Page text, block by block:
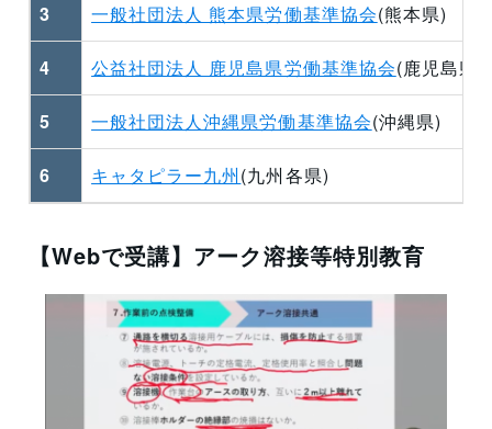
3 一般社団法人 熊本県労働基準協会(熊本県)
4 公益社団法人 鹿児島県労働基準協会(鹿児島県)
5 一般社団法人沖縄県労働基準協会(沖縄県)
6 キャタピラー九州(九州各県)
【Webで受講】アーク溶接等特別教育